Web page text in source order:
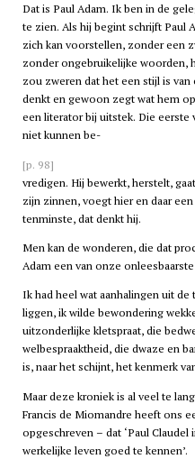
Dat is Paul Adam. Ik ben in de
te zien. Als hij begint schrijft Paul
zich kan voorstellen, zonder een
zonder ongebruikelijke woorden,
zou zweren dat het een stijl is
denkt en gewoon zegt wat hem
een literator bij uitstek. Die
niet kunnen be-
[p. 98]
vredigen. Hij bewerkt, herstelt,
zijn zinnen, voegt hier en daar
tenminste, dat denkt hij.
Men kan de wonderen, die dat
Adam een van onze
Ik had heel wat aanhalingen uit
liggen, ik wilde bewondering
uitzonderlijke kletspraat, die
welbespraaktheid, die dwaze en
is, naar het schijnt, het kenmerk
Maar deze kroniek is al veel te
Francis de Miomandre heeft ons
opgeschreven – dat ‘Paul
werkelijke leven goed te kennen’.